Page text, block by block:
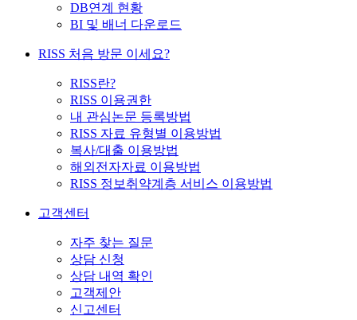
DB연계 현황
BI 및 배너 다운로드
RISS 처음 방문 이세요?
RISS란?
RISS 이용권한
내 관심논문 등록방법
RISS 자료 유형별 이용방법
복사/대출 이용방법
해외전자자료 이용방법
RISS 정보취약계층 서비스 이용방법
고객센터
자주 찾는 질문
상담 신청
상담 내역 확인
고객제안
신고센터